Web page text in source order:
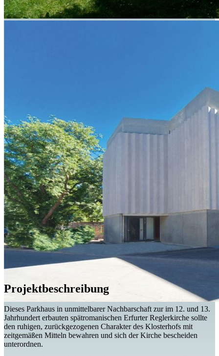
Projektbeschreibung
Dieses Parkhaus in unmittel­barer Nachbarschaft zur im 12. und 13.
Jahrhunderterbauten spätromanischen Erfurter Reglerkirche sollte
den ruhigen, zurückgezogenen Charakter des Klosterhofs mit
zeitgemäßen Mitteln bewahren und sich der Kirche bescheiden
unterordnen.